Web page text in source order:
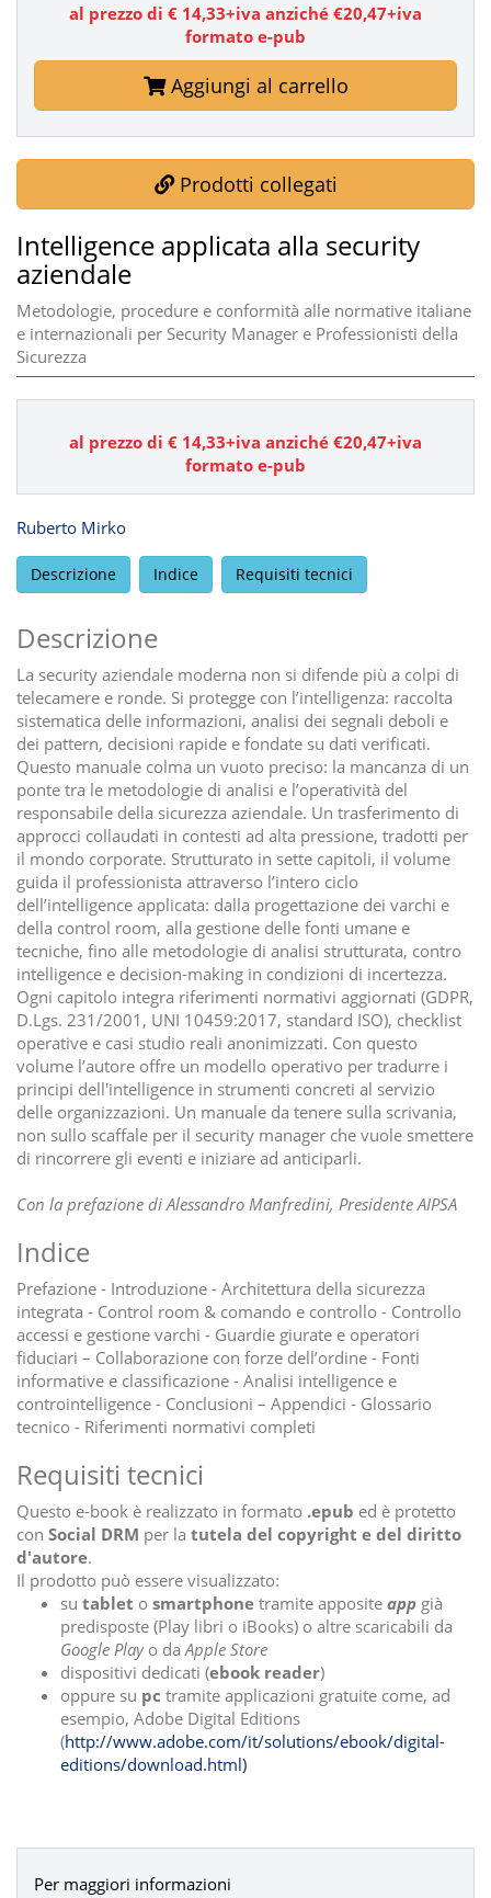
al prezzo di € 14,33+iva anziché €20,47+iva
formato e-pub
Aggiungi al carrello
Prodotti collegati
Intelligence applicata alla security
aziendale
Metodologie, procedure e conformità alle normative italiane
e internazionali per Security Manager e Professionisti della
Sicurezza
al prezzo di € 14,33+iva anziché €20,47+iva
formato e-pub
Ruberto Mirko
Descrizione Indice Requisiti tecnici
Descrizione
La security aziendale moderna non si difende più a colpi di
telecamere e ronde. Si protegge con l’intelligenza: raccolta
sistematica delle informazioni, analisi dei segnali deboli e
dei pattern, decisioni rapide e fondate su dati verificati.
Questo manuale colma un vuoto preciso: la mancanza di un
ponte tra le metodologie di analisi e l’operatività del
responsabile della sicurezza aziendale. Un trasferimento di
approcci collaudati in contesti ad alta pressione, tradotti per
il mondo corporate. Strutturato in sette capitoli, il volume
guida il professionista attraverso l’intero ciclo
dell’intelligence applicata: dalla progettazione dei varchi e
della control room, alla gestione delle fonti umane e
tecniche, fino alle metodologie di analisi strutturata, contro
intelligence e decision-making in condizioni di incertezza.
Ogni capitolo integra riferimenti normativi aggiornati (GDPR,
D.Lgs. 231/2001, UNI 10459:2017, standard ISO), checklist
operative e casi studio reali anonimizzati. Con questo
volume l’autore offre un modello operativo per tradurre i
principi dell'intelligence in strumenti concreti al servizio
delle organizzazioni. Un manuale da tenere sulla scrivania,
non sullo scaffale per il security manager che vuole smettere
di rincorrere gli eventi e iniziare ad anticiparli.
Con la prefazione di Alessandro Manfredini, Presidente AIPSA
Indice
Prefazione - Introduzione - Architettura della sicurezza
integrata - Control room & comando e controllo - Controllo
accessi e gestione varchi - Guardie giurate e operatori
fiduciari – Collaborazione con forze dell’ordine - Fonti
informative e classificazione - Analisi intelligence e
controintelligence - Conclusioni – Appendici - Glossario
tecnico - Riferimenti normativi completi
Requisiti tecnici
Questo e-book è realizzato in formato .epub ed è protetto
con Social DRM per la tutela del copyright e del diritto
d'autore.
Il prodotto può essere visualizzato:
su tablet o smartphone tramite apposite app già
predisposte (Play libri o iBooks) o altre scaricabili da
Google Playo da Apple Store
dispositivi dedicati (ebook reader)
oppure su pc tramite applicazioni gratuite come, ad
esempio, Adobe Digital Editions
(http://www.adobe.com/it/solutions/ebook/digital-
editions/download.html)
Per maggiori informazioni